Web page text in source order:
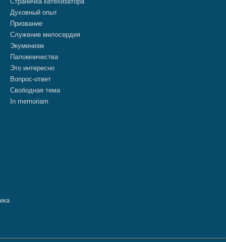
Духовный опыт
Призвание
Служение милосердия
Экуменизм
Паломничества
Это интересно
Вопрос-ответ
Свободная тема
In memoriam